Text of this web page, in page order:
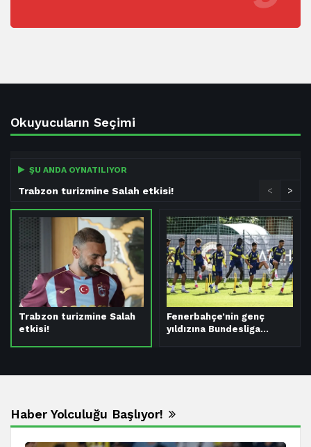
Okuyucuların Seçimi
ŞU ANDA OYNATILIYOR
Trabzon turizmine Salah etkisi!
Trabzon turizmine Salah
etkisi!
Fenerbahçe’nin genç
yıldızına Bundesliga…
< >
Haber Yolculuğu Başlıyor!